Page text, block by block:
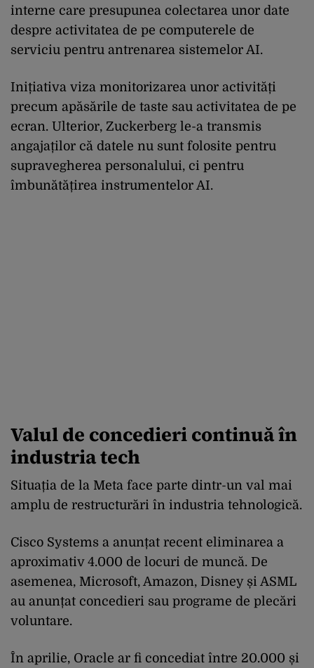
interne care presupunea colectarea unor date
despre activitatea de pe computerele de
serviciu pentru antrenarea sistemelor AI.
Inițiativa viza monitorizarea unor activități
precum apăsările de taste sau activitatea de pe
ecran. Ulterior, Zuckerberg le-a transmis
angajaților că datele nu sunt folosite pentru
supravegherea personalului, ci pentru
îmbunătățirea instrumentelor AI.
Valul de concedieri continuă în
industria tech
Situația de la Meta face parte dintr-un val mai
amplu de restructurări în industria tehnologică.
Cisco Systems a anunțat recent eliminarea a
aproximativ 4.000 de locuri de muncă. De
asemenea, Microsoft, Amazon, Disney și ASML
au anunțat concedieri sau programe de plecări
voluntare.
În aprilie, Oracle ar fi concediat între 20.000 și